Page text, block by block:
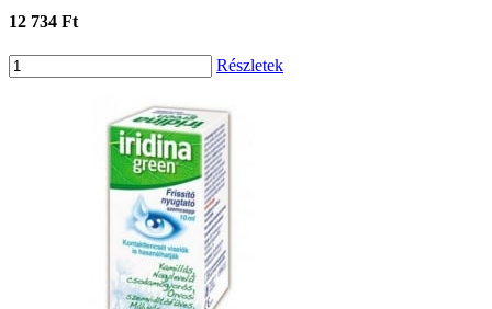
12 734 Ft
Részletek